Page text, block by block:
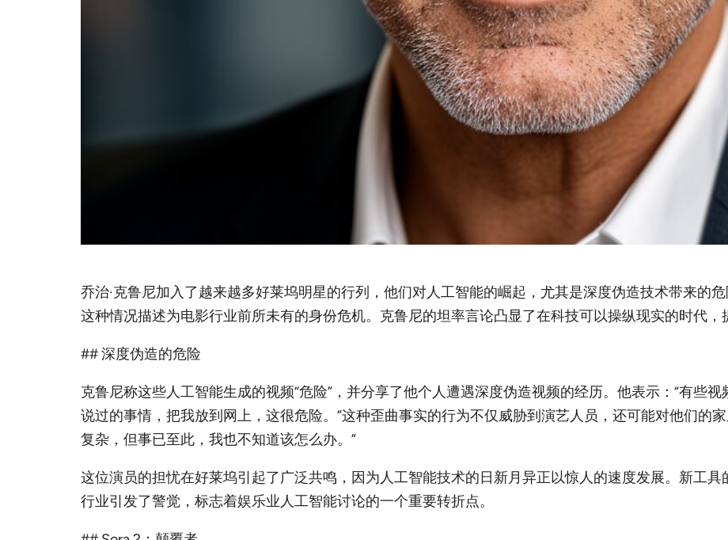
乔治·克鲁尼加入了越来越多好莱坞明星的行列，他们对人工智能的崛起，尤其是深度伪造技术带来的
这种情况描述为电影行业前所未有的身份危机。克鲁尼的坦率言论凸显了在科技可以操纵现实的时代，
## 深度伪造的危险
克鲁尼称这些人工智能生成的视频“危险”，并分享了他个人遭遇深度伪造视频的经历。他表示：“有些视
说过的事情，把我放到网上，这很危险。”这种歪曲事实的行为不仅威胁到演艺人员，还可能对他们的
复杂，但事已至此，我也不知道该怎么办。”
这位演员的担忧在好莱坞引起了广泛共鸣，因为人工智能技术的日新月异正以惊人的速度发展。新工
行业引发了警觉，标志着娱乐业人工智能讨论的一个重要转折点。